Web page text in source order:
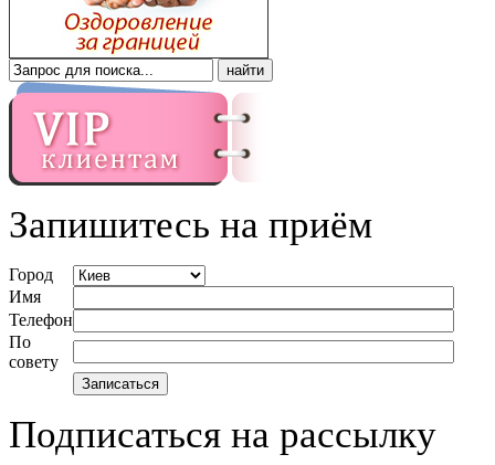
Запишитесь на приём
Город
Имя
Телефон
По
совету
Подписаться на рассылку